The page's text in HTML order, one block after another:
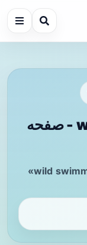
برچسب: wild swimming - صفحه
تازه‌ترین مطالب مرتبط با برچسب «wild swimming»